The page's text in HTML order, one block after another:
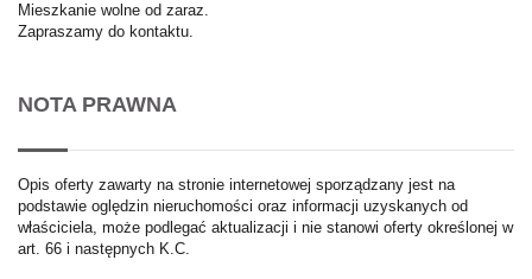
Mieszkanie wolne od zaraz.
Zapraszamy do kontaktu.
NOTA PRAWNA
Opis oferty zawarty na stronie internetowej sporządzany jest na
podstawie oględzin nieruchomości oraz informacji uzyskanych od
właściciela, może podlegać aktualizacji i nie stanowi oferty określonej w
art. 66 i następnych K.C.